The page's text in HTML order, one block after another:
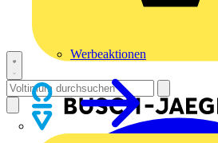
Werbeaktionen